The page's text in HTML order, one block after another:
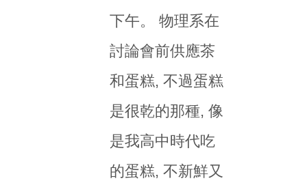
下午。 物理系在
討論會前供應茶
和蛋糕, 不過蛋糕
是很乾的那種, 像
是我高中時代吃
的蛋糕, 不新鮮又